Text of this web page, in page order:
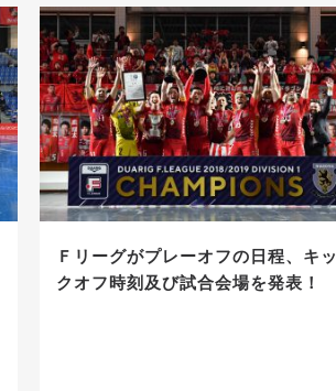
Ｆリーグがプレーオフの日程、キッ
クオフ時刻及び試合会場を発表！